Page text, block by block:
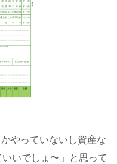
やっていないし資産な
いでしょ〜」と思って